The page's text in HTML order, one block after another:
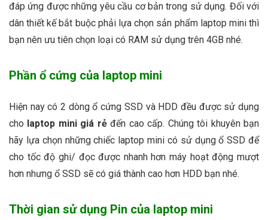
đáp ứng được những yêu cầu cơ bản trong sử dụng. Đối với
dân thiết kế bắt buộc phải lựa chọn sản phẩm laptop mini thì
bạn nên ưu tiên chọn loại có RAM sử dụng trên 4GB nhé.
Phần ổ cứng của laptop mini
Hiện nay có 2 dòng ổ cứng SSD và HDD đều được sử dụng
cho laptop mini giá rẻđến cao cấp. Chúng tôi khuyên bạn
hãy lựa chọn những chiếc laptop mini có sử dụng ổ SSD để
cho tốc độ ghi/ đọc được nhanh hơn máy hoạt động mượt
hơn nhưng ổ SSD sẽ có giá thành cao hơn HDD bạn nhé.
Thời gian sử dụng Pin của laptop mini